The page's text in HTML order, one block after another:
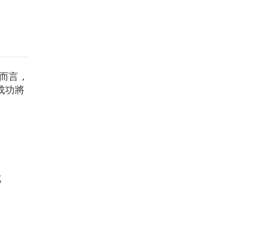
言，
功將